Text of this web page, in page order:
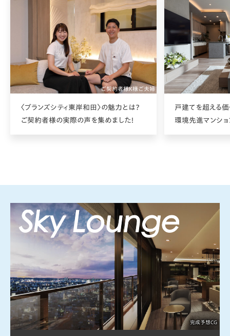
ご契約者様K様ご夫婦
〈ブランズシティ東岸和田〉の魅力とは？
ご契約者様の実際の声を集めました！
戸建てを超える価
環境先進マンシ
完成予想CG